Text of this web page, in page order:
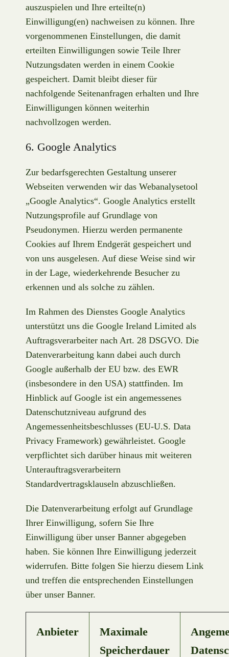
auszuspielen und Ihre erteilte(n)
Einwilligung(en) nachweisen zu können. Ihre
vorgenommenen Einstellungen, die damit
erteilten Einwilligungen sowie Teile Ihrer
Nutzungsdaten werden in einem Cookie
gespeichert. Damit bleibt dieser für
nachfolgende Seitenanfragen erhalten und Ihre
Einwilligungen können weiterhin
nachvollzogen werden.
6. Google Analytics
Zur bedarfsgerechten Gestaltung unserer
Webseiten verwenden wir das Webanalysetool
„Google Analytics“. Google Analytics erstellt
Nutzungsprofile auf Grundlage von
Pseudonymen. Hierzu werden permanente
Cookies auf Ihrem Endgerät gespeichert und
von uns ausgelesen. Auf diese Weise sind wir
in der Lage, wiederkehrende Besucher zu
erkennen und als solche zu zählen.
Im Rahmen des Dienstes Google Analytics
unterstützt uns die Google Ireland Limited als
Auftragsverarbeiter nach Art. 28 DSGVO. Die
Datenverarbeitung kann dabei auch durch
Google außerhalb der EU bzw. des EWR
(insbesondere in den USA) stattfinden. Im
Hinblick auf Google ist ein angemessenes
Datenschutzniveau aufgrund des
Angemessenheitsbeschlusses (EU-U.S. Data
Privacy Framework) gewährleistet. Google
verpflichtet sich darüber hinaus mit weiteren
Unterauftragsverarbeitern
Standardvertragsklauseln abzuschließen.
Die Datenverarbeitung erfolgt auf Grundlage
Ihrer Einwilligung, sofern Sie Ihre
Einwilligung über unser Banner abgegeben
haben. Sie können Ihre Einwilligung jederzeit
widerrufen. Bitte folgen Sie hierzu diesem Link
und treffen die entsprechenden Einstellungen
über unser Banner.
Anbieter
Maximale
Speicherdauer